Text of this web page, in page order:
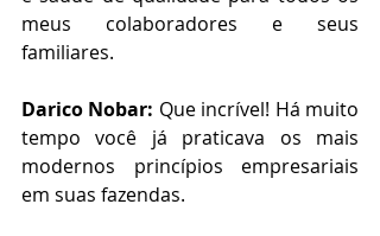
meus colaboradores e seus
familiares.
Darico Nobar: Que incrível! Há muito
tempo você já praticava os mais
modernos princípios empresariais
em suas fazendas.